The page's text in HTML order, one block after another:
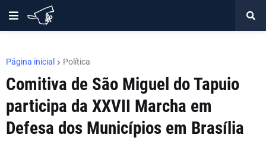
Página inicial Política
Comitiva de São Miguel do Tapuio
participa da XXVII Marcha em
Defesa dos Municípios em Brasília